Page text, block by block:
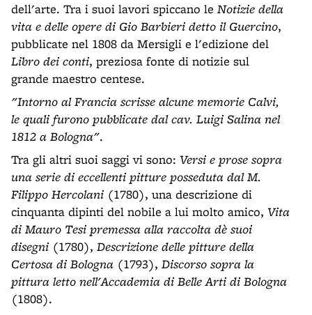
dell'arte. Tra i suoi lavori spiccano le Notizie della
vita e delle opere di Gio Barbieri detto il Guercino,
pubblicate nel 1808 da Mersigli e l'edizione del
Libro dei conti, preziosa fonte di notizie sul
grande maestro centese.
"Intorno al Francia scrisse alcune memorie Calvi,
le quali furono pubblicate dal cav. Luigi Salina nel
1812 a Bologna".
Tra gli altri suoi saggi vi sono: Versi e prose sopra
una serie di eccellenti pitture posseduta dal M.
Filippo Hercolani (1780), una descrizione di
cinquanta dipinti del nobile a lui molto amico, Vita
di Mauro Tesi premessa alla raccolta dè suoi
disegni (1780), Descrizione delle pitture della
Certosa di Bologna (1793), Discorso sopra la
pittura letto nell'Accademia di Belle Arti di Bologna
(1808).